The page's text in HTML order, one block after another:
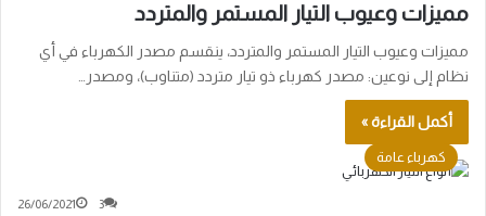
مميزات وعيوب التيار المستمر والمتردد
مميزات وعيوب التيار المستمر والمتردد، ينقسم مصدر الكهرباء في أي
نظام إلى نوعين: مصدر كهرباء ذو تيار متردد (متناوب)، ومصدر…
أكمل القراءة »
كهرباء عامة
26/06/2021 3